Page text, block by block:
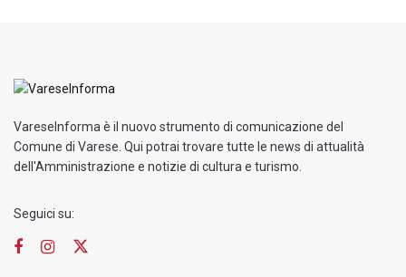
VareseInforma è il nuovo strumento di comunicazione del
Comune di Varese. Qui potrai trovare tutte le news di attualità
dell'Amministrazione e notizie di cultura e turismo.
Seguici su: